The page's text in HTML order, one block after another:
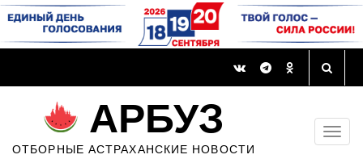
АРБУЗ
ОТБОРНЫЕ АСТРАХАНСКИЕ НОВОСТИ